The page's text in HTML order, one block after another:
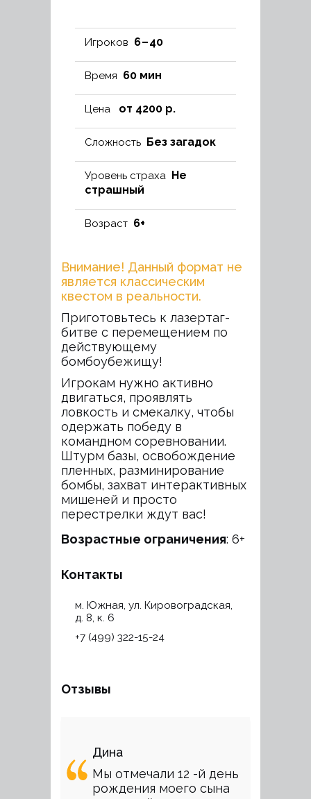
Игроков 6 – 40
Время 60 мин
Цена от 4200 р.
Сложность Без загадок
Уровень страха Не
страшный
Возраст 6+
Внимание! Данный формат не
является классическим
квестом в реальности.
Приготовьтесь к лазертаг-
битве с перемещением по
действующему
бомбоубежищу!
Игрокам нужно активно
двигаться, проявлять
ловкость и смекалку, чтобы
одержать победу в
командном соревновании.
Штурм базы, освобождение
пленных, разминирование
бомбы, захват интерактивных
мишеней и просто
перестрелки ждут вас!
Возрастные ограничения: 6+
Контакты
м. Южная, ул. Кировоградская,
д. 8, к. 6
+7 (499) 322-15-24
Отзывы
Дина
Мы отмечали 12 -й день
рождения моего сына